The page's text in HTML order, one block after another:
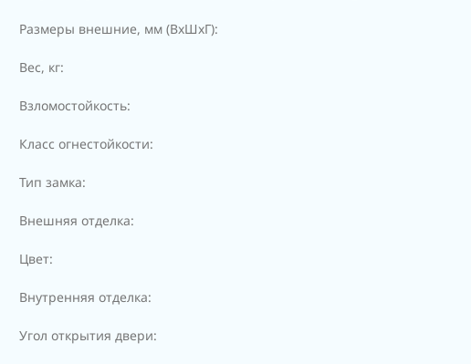
Размеры внешние, мм (ВхШхГ):
Вес, кг:
Взломостойкость:
Класс огнестойкости:
Тип замка:
Внешняя отделка:
Цвет:
Внутренняя отделка:
Угол открытия двери: